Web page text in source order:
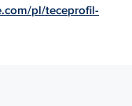
pl/teceprofil-